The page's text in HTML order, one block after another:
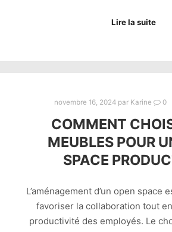
Lire la suite
novembre 16, 2024 par Karine 0
COMMENT
MEUBLES POUR
SPACE
L’aménagement d’un open space
favoriser la collaboration tout
productivité des employés. Le